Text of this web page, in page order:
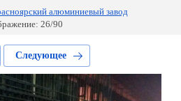
алюминиевый завод
26/90
Следующее